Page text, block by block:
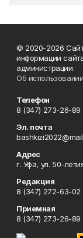
© 2020-2026 Сайт
информации
администрации.
Об
Телефон
8 (347) 273-26-89
Эл. почта
Адрес
г. Уфа, ул. 50-
Редакция
8 (347) 272-63-02
Приемная
8 (347) 273-26-89